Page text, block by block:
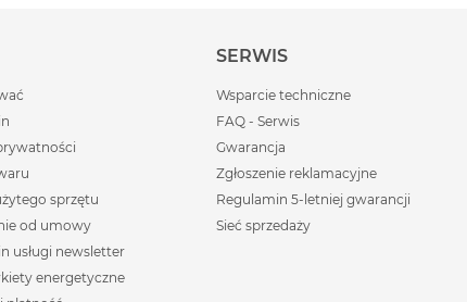
sprzętu
od umowy
usługi newsletter
energetyczne
SERWIS
Wsparcie techniczne
FAQ - Serwis
Gwarancja
Zgłoszenie reklamacyjne
Regulamin 5-letniej gwarancji
Sieć sprzedaży